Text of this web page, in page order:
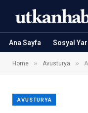
Ana Sayfa Sosyal
Home » Avusturya »
AVUSTURYA